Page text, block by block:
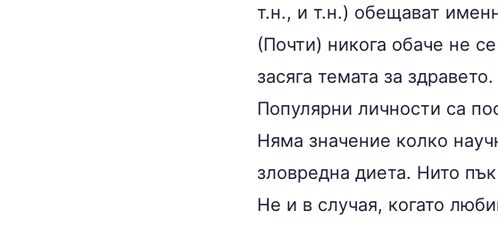
т.н., и т.н.) обещават
(Почти) никога обаче не
засяга темата за здравето.
Популярни личности са
Няма значение колко
зловредна диета. Нито
Не и в случая, когато